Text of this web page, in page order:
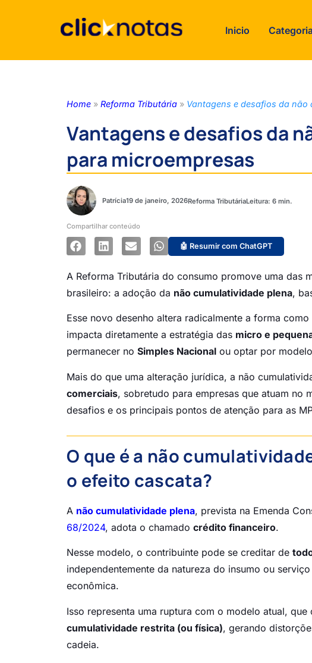
Inicio
Home » Reforma Tributária » Vantagens e desafios da
Vantagens e desafios da
para microempresas
Patrícia19 de janeiro, 2026Reforma Tributária
Compartilhar conteúdo
🤖 Resumir com ChatGPT
A Reforma Tributária do consumo promove uma das
brasileiro: a adoção da não cumulatividade plena,
Esse novo desenho altera radicalmente a forma
impacta diretamente a estratégia das micro e
permanecer no Simples Nacional ou optar por
Mais do que uma alteração jurídica, a não
comerciais, sobretudo para empresas que atuam no
desafios e os principais pontos de atenção para as
O que é a não
o efeito cascata?
A não cumulatividade plena, prevista na Emenda
68/2024, adota o chamado crédito financeiro.
Nesse modelo, o contribuinte pode se creditar de
independentemente da natureza do insumo ou
econômica.
Isso representa uma ruptura com o modelo atual, que
cumulatividade restrita (ou física), gerando
cadeia.